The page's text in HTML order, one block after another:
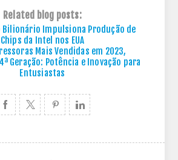
Related blog posts:
Impulsiona Produção de
Chips da Intel nos EUA
Mais Vendidas em 2023,
Geração: Potência e Inovação para
Entusiastas